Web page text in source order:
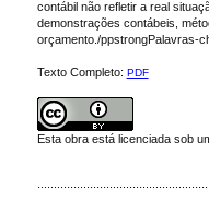
contábil não refletir a real
demonstrações contábeis,
orçamento./ppstrongPalavras-
Texto Completo: PDF
Esta obra está licenciada sob